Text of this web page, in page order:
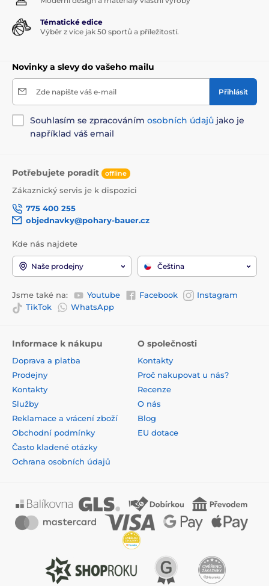
Tématické edice
Výběr z více jak 50 sportů a příležitostí.
Novinky a slevy do vašeho mailu
Zde napište váš e-mail Přihlásit
Souhlasím se zpracováním osobních údajů jako je
například váš email
Potřebujete poradit offline
Zákaznický servis je k dispozici
775 400 255
objednavky@pohary-bauer.cz
Kde nás najdete
Naše prodejny Čeština
Jsme také na: Youtube Facebook
Instagram
TikTok
WhatsApp
Informace k nákupu
Doprava a platba
Prodejny
Kontakty
Služby
Reklamace a vrácení zboží
Obchodní podmínky
Často kladené otázky
Ochrana osobních údajů
O společnosti
Kontakty
Proč nakupovat u nás?
Recenze
O nás
Blog
EU dotace